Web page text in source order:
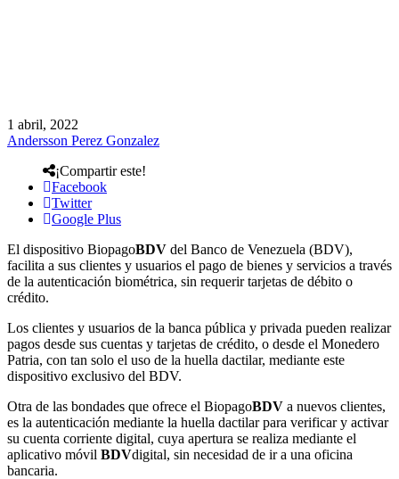
1 abril, 2022
Andersson Perez Gonzalez
¡Compartir este!
Facebook
Twitter
Google Plus
El dispositivo BiopagoBDV del Banco de Venezuela (BDV),
facilita a sus clientes y usuarios el pago de bienes y servicios a través
de la autenticación biométrica, sin requerir tarjetas de débito o
crédito.
Los clientes y usuarios de la banca pública y privada pueden realizar
pagos desde sus cuentas y tarjetas de crédito, o desde el Monedero
Patria, con tan solo el uso de la huella dactilar, mediante este
dispositivo exclusivo del BDV.
Otra de las bondades que ofrece el BiopagoBDV a nuevos clientes,
es la autenticación mediante la huella dactilar para verificar y activar
su cuenta corriente digital, cuya apertura se realiza mediante el
aplicativo móvil BDVdigital, sin necesidad de ir a una oficina
bancaria.